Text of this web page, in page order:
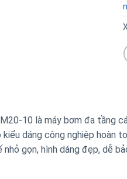
10 là máy bơm đa tầng
dáng công nghiệp hoàn
gọn, hình dáng đẹp, dễ